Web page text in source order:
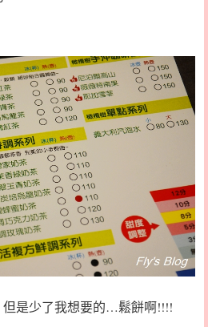
但是少了我想要的…鬆餅啊!!!!